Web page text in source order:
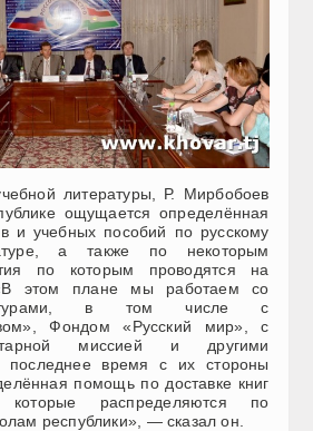
литературы, Р. Мирбобоев
ощущается определённая
и учебных пособий по русскому
а также по некоторым
по которым проводятся на
этом плане мы работаем со
в том числе с
Фондом «Русский мир», с
миссией и другими
последнее время с их стороны
помощь по доставке книг
распределяются по
республики», — сказал он.